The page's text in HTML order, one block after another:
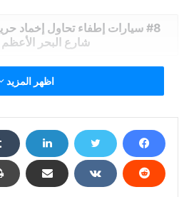
8 سيارات إطفاء تحاول إخماد
شارع البحر الأعظم
اظهر المزيد